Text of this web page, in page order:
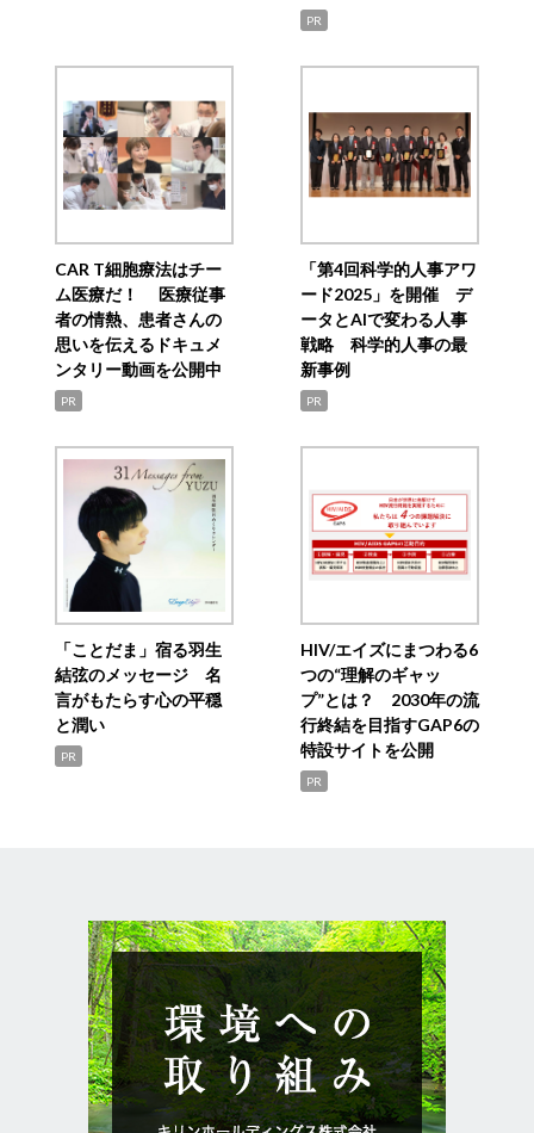
PR
CAR T細胞療法はチー
ム医療だ！ 医療従事
者の情熱、患者さんの
思いを伝えるドキュメ
ンタリー動画を公開中
PR
「第4回科学的人事アワ
ード2025」を開催 デ
ータとAIで変わる人事
戦略 科学的人事の最
新事例
PR
「ことだま」宿る羽生
結弦のメッセージ 名
言がもたらす心の平穏
と潤い
PR
HIV/エイズにまつわる6
つの“理解のギャッ
プ”とは？ 2030年の流
行終結を目指すGAP6の
特設サイトを公開
PR